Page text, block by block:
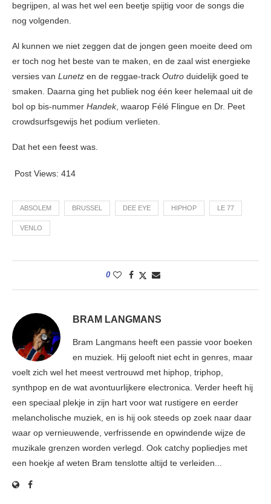
begrijpen, al was het wel een beetje spijtig voor de songs die
nog volgenden.
Al kunnen we niet zeggen dat de jongen geen moeite deed om
er toch nog het beste van te maken, en de zaal wist energieke
versies van Lunetz en de reggae-track Outro duidelijk goed te
smaken. Daarna ging het publiek nog één keer helemaal uit de
bol op bis-nummer Handek, waarop Félé Flingue en Dr. Peet
crowdsurfsgewijs het podium verlieten.
Dat het een feest was.
Post Views: 414
ABSOLEM BRUSSEL DEE EYE HIPHOP LE 77
VENLO
0
BRAM LANGMANS
Bram Langmans heeft een passie voor boeken
en muziek. Hij gelooft niet echt in genres, maar
voelt zich wel het meest vertrouwd met hiphop, triphop,
synthpop en de wat avontuurlijkere electronica. Verder heeft hij
een speciaal plekje in zijn hart voor wat rustigere en eerder
melancholische muziek, en is hij ook steeds op zoek naar daar
waar op vernieuwende, verfrissende en opwindende wijze de
muzikale grenzen worden verlegd. Ook catchy popliedjes met
een hoekje af weten Bram tenslotte altijd te verleiden...